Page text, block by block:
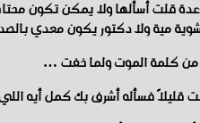
قلت أسألها ولا يمكن تكون
مية ولا دكتور يكون معدي
من كلمة الموت ولما خفت …
قليلاً فسأله أشرف بك كمل أيه